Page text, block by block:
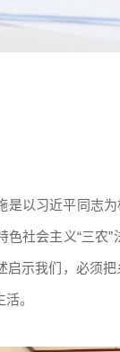
是以习近平同志
社会主义“三农
启示我们，必须
。